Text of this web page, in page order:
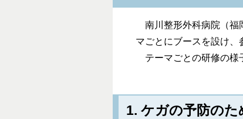
南川整形外科病院（福
マごとにブースを設け、
テーマごとの研修の様
1. ケガの予防の